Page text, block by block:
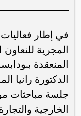
في إطار
المجرية
المنعقدة
الدكتورة رانيا
جلسة مباحثات
الخارجية